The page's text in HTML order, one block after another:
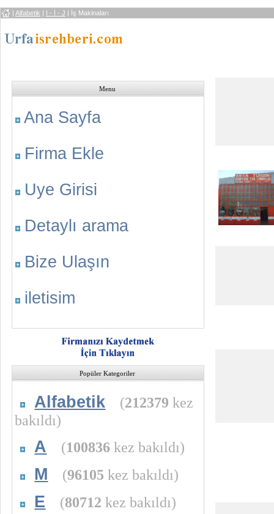
| Alfabetik | I - İ - J | İş Makinaları
Menu
Ana Sayfa
Firma Ekle
Uye Girisi
Detaylı arama
Bize Ulaşın
iletisim
Popüler Kategoriler
Alfabetik (212379 kez
bakıldı)
A (100836 kez bakıldı)
M (96105 kez bakıldı)
E (80712 kez bakıldı)